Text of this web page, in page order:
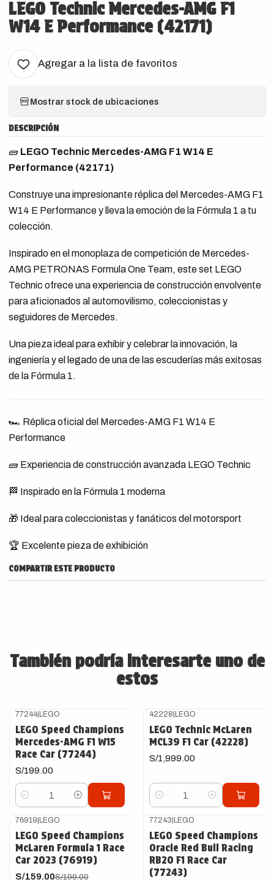
LEGO Technic Mercedes-AMG F1
W14 E Performance (42171)
Agregar a la lista de favoritos
Mostrar stock de ubicaciones
DESCRIPCIÓN
🧱 LEGO Technic Mercedes-AMG F1 W14 E
Performance (42171)
Construye una impresionante réplica del Mercedes-AMG F1
W14 E Performance y lleva la emoción de la Fórmula 1 a tu
colección.
Inspirado en el monoplaza de competición de Mercedes-
AMG PETRONAS Formula One Team, este set LEGO
Technic ofrece una experiencia de construcción envolvente
para aficionados al automovilismo, coleccionistas y
seguidores de Mercedes.
Una pieza ideal para exhibir y celebrar la innovación, la
ingeniería y el legado de una de las escuderías más exitosas
de la Fórmula 1.
🏎️ Réplica oficial del Mercedes-AMG F1 W14 E
Performance
🧱 Experiencia de construcción avanzada LEGO Technic
🏁 Inspirado en la Fórmula 1 moderna
🎁 Ideal para coleccionistas y fanáticos del motorsport
🏆 Excelente pieza de exhibición
COMPARTIR ESTE PRODUCTO
También podría interesarte uno de
estos
77244|LEGO
LEGO Speed Champions
Mercedes-AMG F1 W15
Race Car (77244)
S/199.00
Cantidad
42228|LEGO
LEGO Technic McLaren
MCL39 F1 Car (42228)
S/1,999.00
Cantidad
76919|LEGO
LEGO Speed Champions
McLaren Formula 1 Race
Car 2023 (76919)
S/159.00S/199.00
77243|LEGO
LEGO Speed Champions
Oracle Red Bull Racing
RB20 F1 Race Car
(77243)